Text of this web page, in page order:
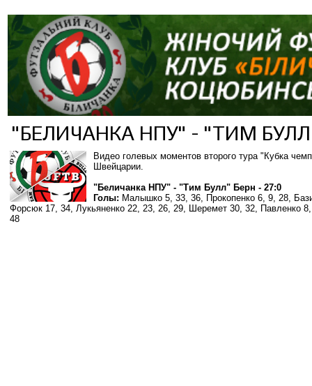
"БЕЛИЧАНКА НПУ" - "ТИМ
Видео голевых моментов второго тура "Кубка
Швейцарии.
"Беличанка НПУ" - "Тим Булл" Берн - 27:0
Голы: Малышко 5, 33, 36, Прокопенко 6, 9, 28,
Форсюк 17, 34, Лукьяненко 22, 23, 26, 29, Шеремет 30, 32, Павленко
48